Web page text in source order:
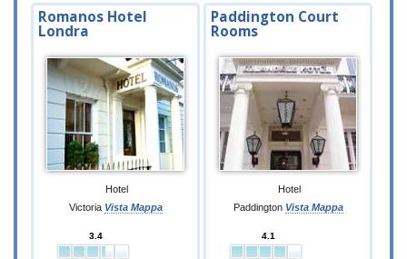
Romanos Hotel
Londra
Hotel
Victoria Vista Mappa
3.4
Paddington Court
Rooms
Hotel
Paddington Vista Mappa
4.1